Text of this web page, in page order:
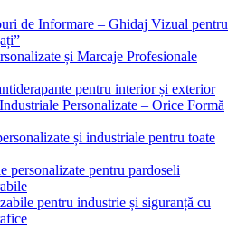
de Informare – Ghidaj Vizual pentru
și Marcaje Profesionale
pentru interior și exterior
Personalizate – Orice Formă
și industriale pentru toate
personalizate pentru pardoseli
pentru industrie și siguranță cu